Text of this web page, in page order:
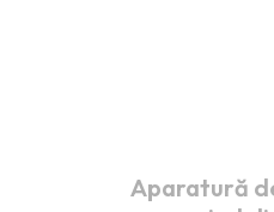
Aparatură